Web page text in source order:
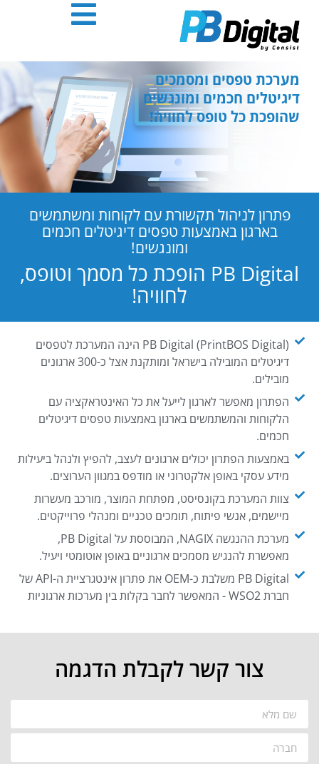
אנטר
מערכת טפסים ומסמכים
דיגיטלים חכמים ומונגשים
שהופכת כל טופס לחוויה!
פתרון לניהול תקשורת עם לקוחות ומשתמשים
בארגון באמצעות טפסים דיגיטלים חכמים
ומונגשים!
PB Digital הופכת כל מסמך וטופס,
לחוויה!
PB Digital (PrintBOS Digital) הינה המערכת לטפסים
דיגיטלים המובילה בישראל ומותקנת אצל כ-300 ארגונים
מובילים.
הפתרון מאפשר לארגון לייעל את כל האינטראקציה עם
הלקוחות והמשתמשים בארגון באמצעות טפסים דיגיטלים
חכמים.
באמצעות הפתרון יכולים ארגונים לעצב, להפיץ ולנהל ביעילות
מידע עסקי באופן אלקטרוני או מודפס במגוון הערוצים.
צוות המערכת בקונסיסט, מפתחת המוצר, מורכב מעשרות
מיישמים, אנשי פיתוח, תומכים טכניים ומנהלי פרוייקטים.
מערכת ההנגשה NAGIX, המבוססת על PB Digital,
מאפשרת להנגיש מסמכים ארגוניים באופן אוטומטי ויעיל.
PB Digital משלבת כ-OEM את פתרון אינטגרציית ה-API של
חברת WSO2 - המאפשר לחבר בקלות בין מערכות ארגוניות
צור קשר לקבלת הדגמה